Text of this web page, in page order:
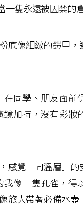
一隻永遠被囚禁的
像細緻的鎧甲，
同學、朋友面前
加持，沒有彩妝
感覺「同溫層」的
像一隻孔雀，得
旅人帶著必備水